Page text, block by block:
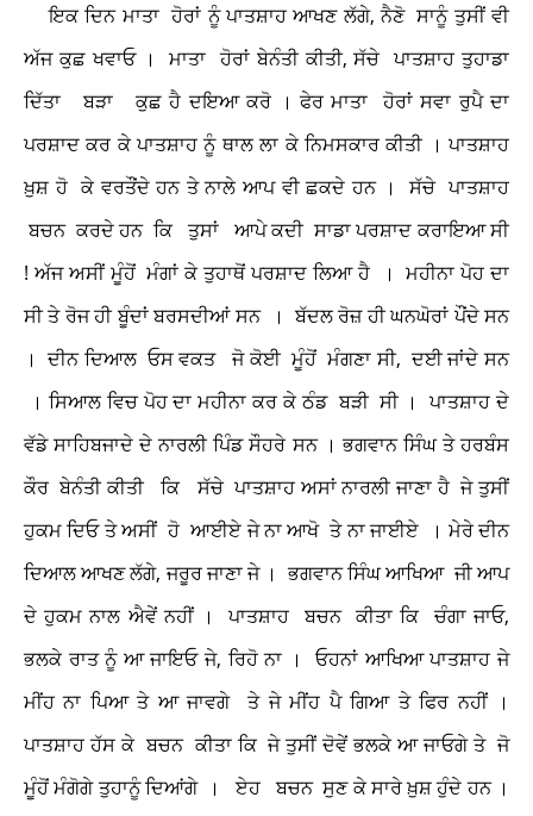
ਇਕ ਦਿਨ ਮਾਤਾ ਹੋਰਾਂ ਨੂੰ ਪਾਤਸ਼ਾਹ ਆਖਣ ਲੱਗੇ, ਨੈਣੋ ਸਾਨੂੰ ਤੁਸੀਂ ਵੀ
ਅੱਜ ਕੁਛ ਖਵਾਓ । ਮਾਤਾ ਹੋਰਾਂ ਬੇਨੰਤੀ ਕੀਤੀ, ਸੱਚੇ ਪਾਤਸ਼ਾਹ ਤੁਹਾਡਾ
ਦਿੱਤਾ ਬੜਾ ਕੁਛ ਹੈ ਦਇਆ ਕਰੋ । ਫੇਰ ਮਾਤਾ ਹੋਰਾਂ ਸਵਾ ਰੁਪੈ ਦਾ
ਪਰਸ਼ਾਦ ਕਰ ਕੇ ਪਾਤਸ਼ਾਹ ਨੂੰ ਥਾਲ ਲਾ ਕੇ ਨਿਮਸਕਾਰ ਕੀਤੀ । ਪਾਤਸ਼ਾਹ
ਖ਼ੁਸ਼ ਹੋ ਕੇ ਵਰਤੌਂਦੇ ਹਨ ਤੇ ਨਾਲੇ ਆਪ ਵੀ ਛਕਦੇ ਹਨ । ਸੱਚੇ ਪਾਤਸ਼ਾਹ
ਬਚਨ ਕਰਦੇ ਹਨ ਕਿ ਤੁਸਾਂ ਆਪੇ ਕਦੀ ਸਾਡਾ ਪਰਸ਼ਾਦ ਕਰਾਇਆ ਸੀ
! ਅੱਜ ਅਸੀਂ ਮੂੰਹੋਂ ਮੰਗਾਂ ਕੇ ਤੁਹਾਥੋਂ ਪਰਸ਼ਾਦ ਲਿਆ ਹੈ । ਮਹੀਨਾ ਪੋਹ ਦਾ
ਸੀ ਤੇ ਰੋਜ ਹੀ ਬੂੰਦਾਂ ਬਰਸਦੀਆਂ ਸਨ । ਬੱਦਲ ਰੋਜ਼ ਹੀ ਘਨਘੋਰਾਂ ਪੌਂਦੇ ਸਨ
। ਦੀਨ ਦਿਆਲ ਓਸ ਵਕਤ ਜੋ ਕੋਈ ਮੂੰਹੋਂ ਮੰਗਣਾ ਸੀ, ਦਈ ਜਾਂਦੇ ਸਨ
। ਸਿਆਲ ਵਿਚ ਪੋਹ ਦਾ ਮਹੀਨਾ ਕਰ ਕੇ ਠੰਡ ਬੜੀ ਸੀ । ਪਾਤਸ਼ਾਹ ਦੇ
ਵੱਡੇ ਸਾਹਿਬਜਾਦੇ ਦੇ ਨਾਰਲੀ ਪਿੰਡ ਸੌਹਰੇ ਸਨ । ਭਗਵਾਨ ਸਿੰਘ ਤੇ ਹਰਬੰਸ
ਕੌਰ ਬੇਨੰਤੀ ਕੀਤੀ ਕਿ ਸੱਚੇ ਪਾਤਸ਼ਾਹ ਅਸਾਂ ਨਾਰਲੀ ਜਾਣਾ ਹੈ ਜੇ ਤੁਸੀਂ
ਹੁਕਮ ਦਿਓ ਤੇ ਅਸੀਂ ਹੋ ਆਈਏ ਜੇ ਨਾ ਆਖੋ ਤੇ ਨਾ ਜਾਈਏ । ਮੇਰੇ ਦੀਨ
ਦਿਆਲ ਆਖਣ ਲੱਗੇ, ਜਰੂਰ ਜਾਣਾ ਜੇ । ਭਗਵਾਨ ਸਿੰਘ ਆਖਿਆ ਜੀ ਆਪ
ਦੇ ਹੁਕਮ ਨਾਲ ਐਵੇਂ ਨਹੀਂ । ਪਾਤਸ਼ਾਹ ਬਚਨ ਕੀਤਾ ਕਿ ਚੰਗਾ ਜਾਓ,
ਭਲਕੇ ਰਾਤ ਨੂੰ ਆ ਜਾਇਓ ਜੇ, ਰਿਹੋ ਨਾ । ਓਹਨਾਂ ਆਖਿਆ ਪਾਤਸ਼ਾਹ ਜੇ
ਮੀਂਹ ਨਾ ਪਿਆ ਤੇ ਆ ਜਾਵਗੇ ਤੇ ਜੇ ਮੀਂਹ ਪੈ ਗਿਆ ਤੇ ਫਿਰ ਨਹੀਂ ।
ਪਾਤਸ਼ਾਹ ਹੱਸ ਕੇ ਬਚਨ ਕੀਤਾ ਕਿ ਜੇ ਤੁਸੀਂ ਦੋਵੇਂ ਭਲਕੇ ਆ ਜਾਓਗੇ ਤੇ ਜੋ
ਮੂੰਹੋਂ ਮੰਗੋਗੇ ਤੁਹਾਨੂੰ ਦਿਆਂਗੇ । ਏਹ ਬਚਨ ਸੁਣ ਕੇ ਸਾਰੇ ਖ਼ੁਸ਼ ਹੁੰਦੇ ਹਨ ।